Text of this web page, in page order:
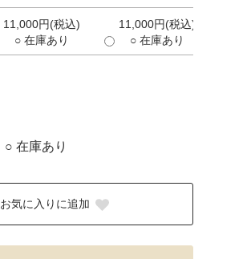
11,000円(税込)
○ 在庫あり
11,000円(税込)
○ 在庫あり
○ 在庫あり
お気に入りに追加